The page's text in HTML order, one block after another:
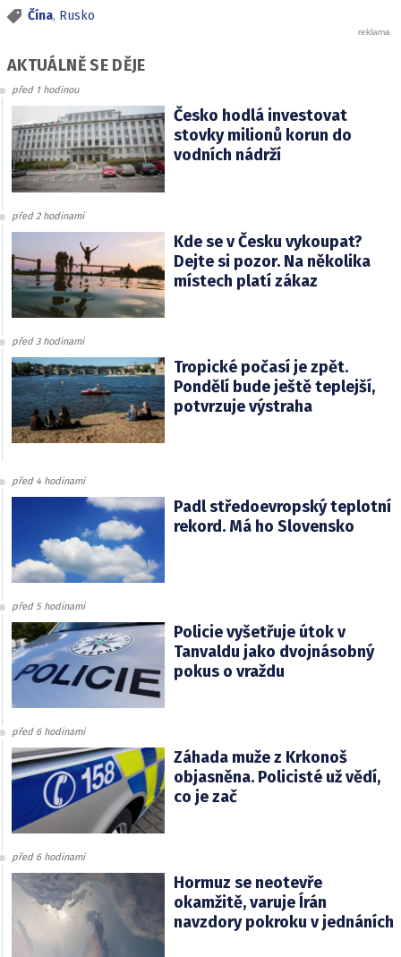
Čína, Rusko
AKTUÁLNĚ SE DĚJE
před 1 hodinou
Česko hodlá investovat
stovky milionů korun do
vodních nádrží
před 2 hodinami
Kde se v Česku vykoupat?
Dejte si pozor. Na několika
místech platí zákaz
před 3 hodinami
Tropické počasí je zpět.
Pondělí bude ještě teplejší,
potvrzuje výstraha
před 4 hodinami
Padl středoevropský teplotní
rekord. Má ho Slovensko
před 5 hodinami
Policie vyšetřuje útok v
Tanvaldu jako dvojnásobný
pokus o vraždu
před 6 hodinami
Záhada muže z Krkonoš
objasněna. Policisté už vědí,
co je zač
před 6 hodinami
Hormuz se neotevře
okamžitě, varuje Írán
navzdory pokroku v jednáních